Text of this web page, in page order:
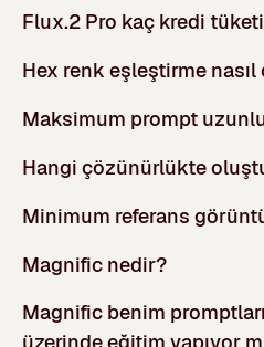
Flux.2 Pro kaç kredi
Hex renk eşleştirme nasıl
Maksimum prompt
Hangi çözünürlükte
Minimum referans
Magnific nedir?
Magnific benim